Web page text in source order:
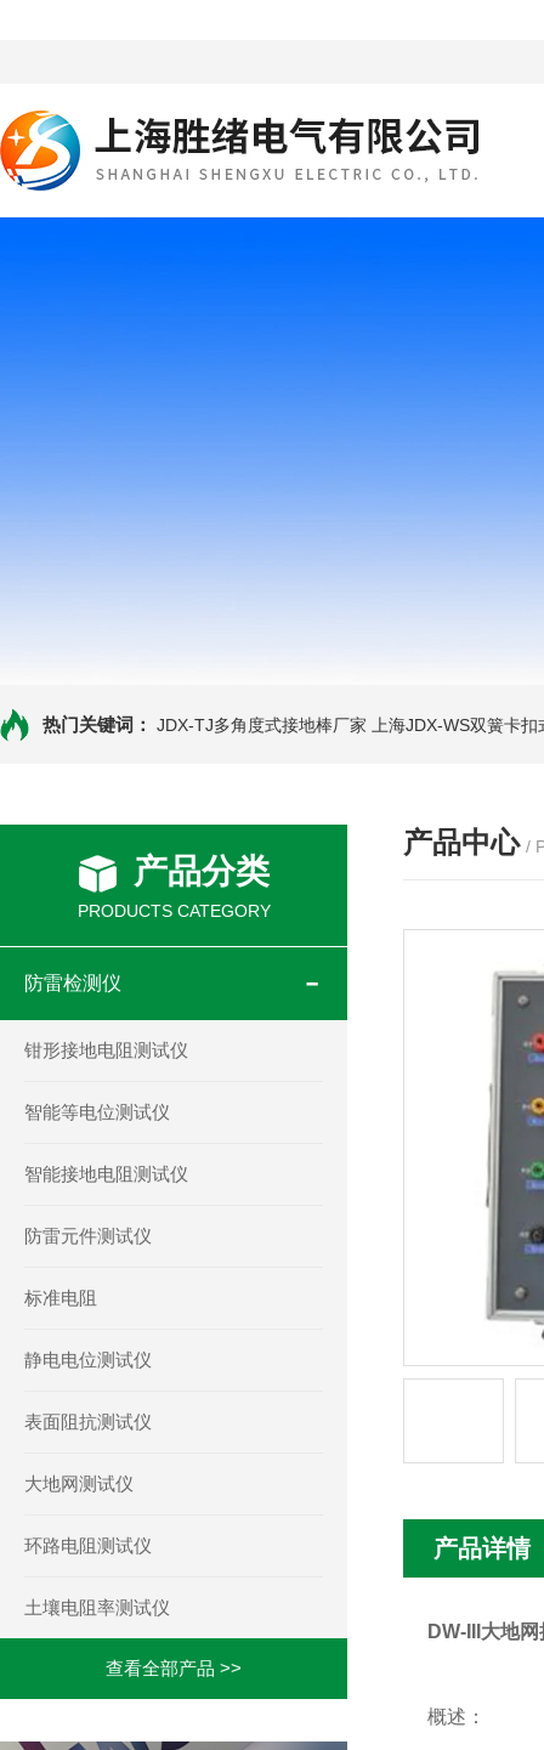
热门关键词： JDX-TJ多角度式接地棒厂家 上海JDX-WS双簧卡
产品分类
PRODUCTS CATEGORY
防雷检测仪
钳形接地电阻测试仪
智能等电位测试仪
智能接地电阻测试仪
防雷元件测试仪
标准电阻
静电电位测试仪
表面阻抗测试仪
大地网测试仪
环路电阻测试仪
土壤电阻率测试仪
查看全部产品 >>
产品中心 /
产品详情
DW-III大地
概述：